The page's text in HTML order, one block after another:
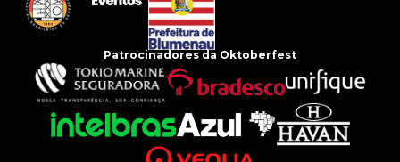
Patrocinadores da Oktoberfest